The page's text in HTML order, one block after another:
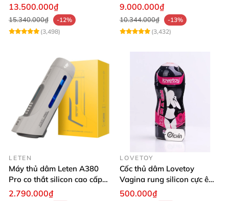
13.500.000₫
15.340.000₫
-12%
(3,498)
Cảm Biến Sưởi Ấm Xuất
9.000.000₫
10.344.000₫
-13%
(3,432)
LETEN
Máy thủ dâm Leten A380
Pro co thắt silicon cao cấp
vỏ nhựa ABS
2.790.000₫
LOVETOY
Cốc thủ dâm Lovetoy
Vagina rung silicon cực êm
dịu
500.000₫